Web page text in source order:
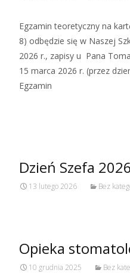
Egzamin teoretyczny na
8) odbędzie się w Naszej
2026 r., zapisy u Pana
15 marca 2026 r. (przez
Egzamin
Dzień Szefa 2026
13 lutego 2026 Bez
Opieka
10 grudnia 2025 Bez